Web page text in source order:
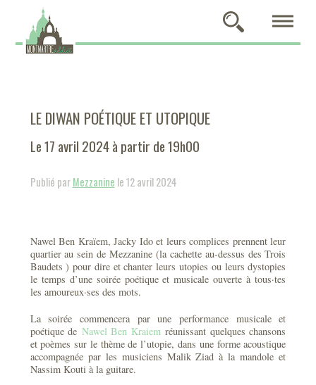
LE DIWAN POÉTIQUE ET UTOPIQUE
Le 17 avril 2024 à partir de 19h00
Publié parMezzanine le 12 avril 2024
Nawel Ben Kraïem, Jacky Ido et leurs complices prennent leur
quartier au sein de Mezzanine (la cachette au-dessus des Trois
Baudets ) pour dire et chanter leurs utopies ou leurs dystopies
le temps d’une soirée poétique et musicale ouverte à tous·tes
les amoureux·ses des mots.
La soirée commencera par une performance musicale et
poétique de Nawel Ben Kraiemréunissant quelques chansons
et poèmes sur le thème de l’utopie, dans une forme acoustique
accompagnée par les musiciens Malik Ziad à la mandole et
Nassim Kouti à la guitare.